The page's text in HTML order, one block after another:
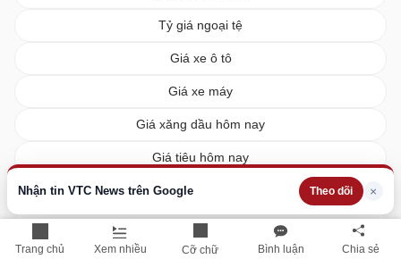
Trang chủ Xem nhiều Cỡ chữ Bình luận Chia sẻ
Nhận tin VTC News trên Google Theo dõi ×
Tỷ giá ngoại tệ
Giá xe ô tô
Giá xe máy
Giá xăng dầu hôm nay
Giá tiêu hôm nay
Giá cà phê hôm nay
Giá lúa gạo hôm nay